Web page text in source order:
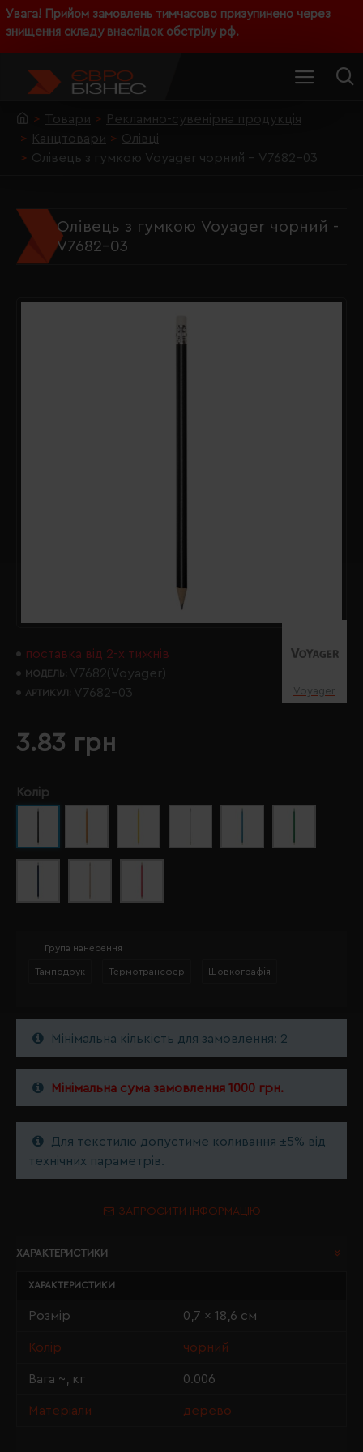
Увага! Прийом замовлень тимчасово призупинено через
знищення складу внаслідок обстрілу рф.
Товари
Рекламно-сувенірна продукція
Канцтовари
Олівці
Олівець з гумкою Voyager чорний - V7682-03
Олівець з гумкою Voyager чорний -
V7682-03
поставка від 2-х тижнів
МОДЕЛЬ: V7682(Voyager)
АРТИКУЛ: V7682-03 Voyager
3.83 грн
Колір
Група нанесення
Тамподрук Термотрансфер Шовкографія
Мінімальна кількість для замовлення: 2
Мінімальна сума замовлення 1000 грн.
Для текстилю допустиме коливання ±5% від
технічних параметрів.
ЗАПРОСИТИ ІНФОРМАЦІЮ
ХАРАКТЕРИСТИКИ
ХАРАКТЕРИСТИКИ
Розмір 0,7 x 18,6 см
Колір чорний
Вага ~, кг 0.006
Матеріали дерево